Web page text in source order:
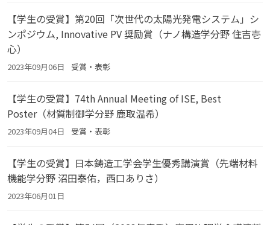
【学生の受賞】第20回「次世代の太陽光発電システム」シ
ンポジウム, Innovative PV 奨励賞（ナノ構造学分野 住吉壱
心）
2023年09月06日 受賞・表彰
【学生の受賞】74th Annual Meeting of ISE, Best
Poster（材質制御学分野 鹿取温希）
2023年09月04日 受賞・表彰
【学生の受賞】日本鋳造工学会学生優秀講演賞（先端材料
機能学分野 沼田泰佑，西口ありさ）
2023年06月01日